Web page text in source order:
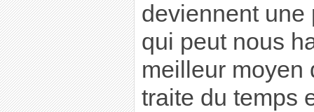
deviennent une
qui peut nous
meilleur moyen
traite du temps